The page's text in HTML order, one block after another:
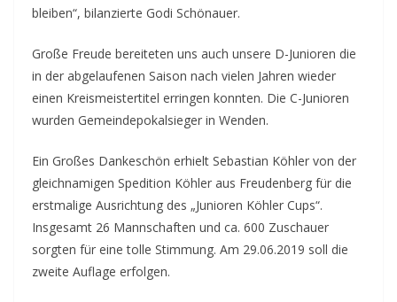
bleiben“, bilanzierte Godi Schönauer.
Große Freude bereiteten uns auch unsere D-Junioren die
in der abgelaufenen Saison nach vielen Jahren wieder
einen Kreismeistertitel erringen konnten. Die C-Junioren
wurden Gemeindepokalsieger in Wenden.
Ein Großes Dankeschön erhielt Sebastian Köhler von der
gleichnamigen Spedition Köhler aus Freudenberg für die
erstmalige Ausrichtung des „Junioren Köhler Cups“.
Insgesamt 26 Mannschaften und ca. 600 Zuschauer
sorgten für eine tolle Stimmung. Am 29.06.2019 soll die
zweite Auflage erfolgen.